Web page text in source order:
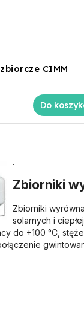
CIMM
Do
.
Zbiorniki
Zbiorniki
solarnych i
do +100 °C,